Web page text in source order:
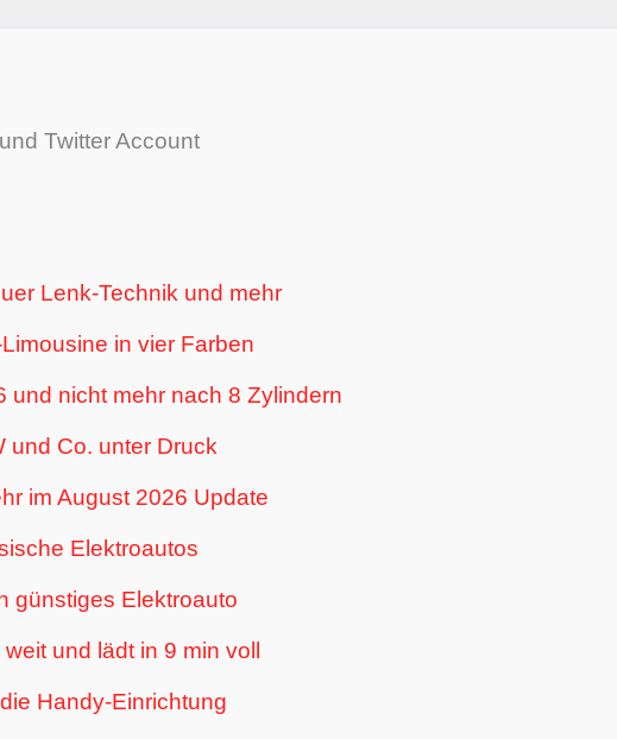
Twitter Account
Lenk-Technik und mehr
in vier Farben
und nicht mehr nach 8 Zylindern
und Co. unter Druck
im August 2026 Update
Elektroautos
günstiges Elektroauto
und lädt in 9 min voll
Handy-Einrichtung